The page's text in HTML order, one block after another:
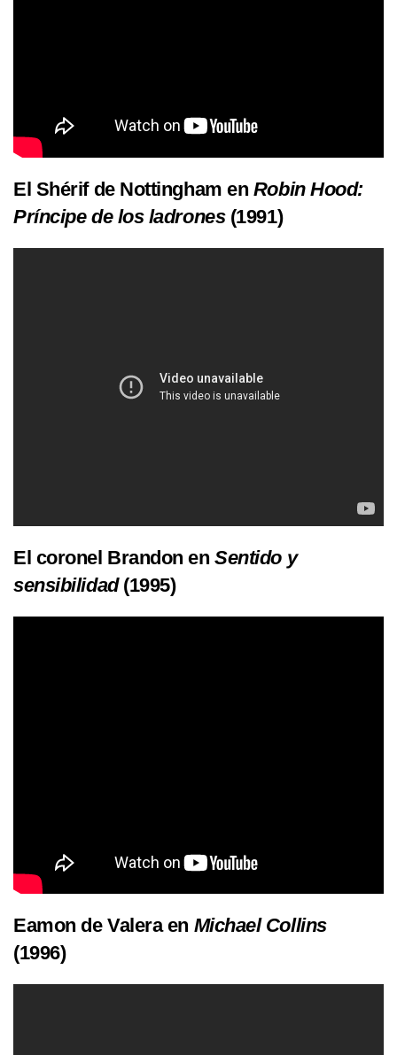
El Shérif de Nottingham en Robin Hood:
Príncipe de los ladrones(1991)
El coronel Brandon enSentido y
sensibilidad(1995)
Eamon de Valera en Michael Collins
(1996)